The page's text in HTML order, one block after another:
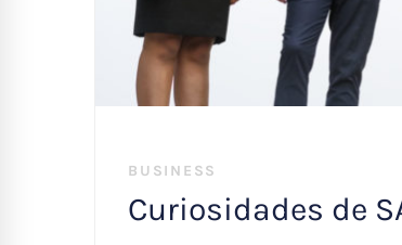
BUSINESS
Curiosidades de